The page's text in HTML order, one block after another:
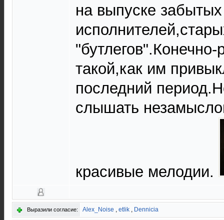
на выпуске забытых
такой,как им
последний
слышать
красивые мелодии.
Выразили согласие: Alex_Noise , etlik , Dennicia